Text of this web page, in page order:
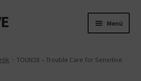
Menü
TOUN28 – Trouble Care for Sensitive